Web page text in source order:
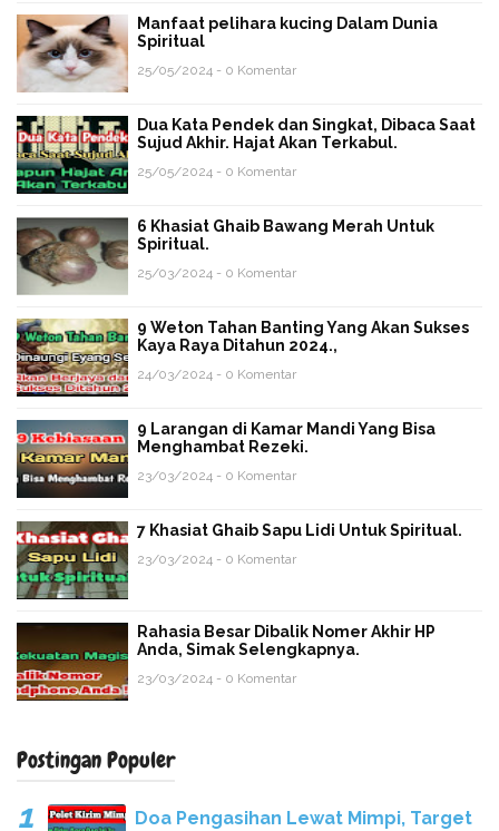
Manfaat pelihara kucing Dalam Dunia
Spiritual
25/05/2024 - 0 Komentar
Dua Kata Pendek dan Singkat, Dibaca Saat
Sujud Akhir. Hajat Akan Terkabul.
25/05/2024 - 0 Komentar
6 Khasiat Ghaib Bawang Merah Untuk
Spiritual.
25/03/2024 - 0 Komentar
9 Weton Tahan Banting Yang Akan Sukses
Kaya Raya Ditahun 2024.,
24/03/2024 - 0 Komentar
9 Larangan di Kamar Mandi Yang Bisa
Menghambat Rezeki.
23/03/2024 - 0 Komentar
7 Khasiat Ghaib Sapu Lidi Untuk Spiritual.
23/03/2024 - 0 Komentar
Rahasia Besar Dibalik Nomer Akhir HP
Anda, Simak Selengkapnya.
23/03/2024 - 0 Komentar
Postingan Populer
Doa Pengasihan Lewat Mimpi, Target